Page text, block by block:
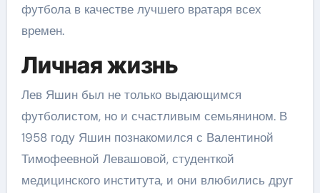
футбола в качестве лучшего вратаря всех
времен.
Личная жизнь
Лев Яшин был не только выдающимся
футболистом, но и счастливым семьянином. В
1958 году Яшин познакомился с Валентиной
Тимофеевной Левашовой, студенткой
медицинского института, и они влюбились друг